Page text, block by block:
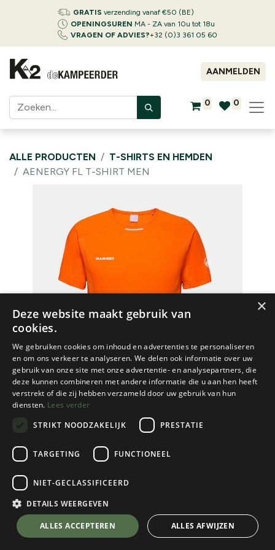
GRATIS verzending vanaf €50 (BE)
OPENINGSUREN MA - ZA van 10u tot 18u
VRAGEN OF ADVIES?+32 (0)3 361 05 60
AANMELDEN
0 0
ALLE PRODUCTEN
T-SHIRTS EN HEMDEN
AENERGY FL T-SHIRT MEN
Mammut
Aenergy FL T-Shirt Men
Arumita
Kies een maat
💬 Stel je vraag over dit product via WhatsApp
×
Deze website maakt gebruik van
cookies.
We gebruiken cookies om inhoud en advertenties te personaliseren
en om ons verkeer te analyseren. We delen ook informatie over uw
gebruik van onze site met onze advertentie- en analysepartners, die
deze kunnen combineren met andere informatie die u aan hen heeft
verstrekt of die zij hebben verzameld door uw gebruik van hun
diensten. Lees verder
STRIKT NOODZAKELIJK
PRESTATIE
TARGETING FUNCTIONEEL
NIET-GECLASSIFICEERD
DETAILS WEERGEVEN
ALLES ACCEPTEREN ALLES AFWIJZEN